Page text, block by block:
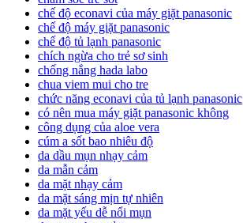
chế độ econavi của máy giặt panasonic
chế độ máy giặt panasonic
chế độ tủ lạnh panasonic
chích ngừa cho trẻ sơ sinh
chống nắng hada labo
chua viem mui cho tre
chức năng econavi của tủ lạnh panasonic
có nên mua máy giặt panasonic không
công dụng của aloe vera
cúm a sốt bao nhiêu độ
da dầu mụn nhạy cảm
da mẫn cảm
da mặt nhạy cảm
da mặt sáng mịn tự nhiên
da mặt yếu dễ nổi mụn